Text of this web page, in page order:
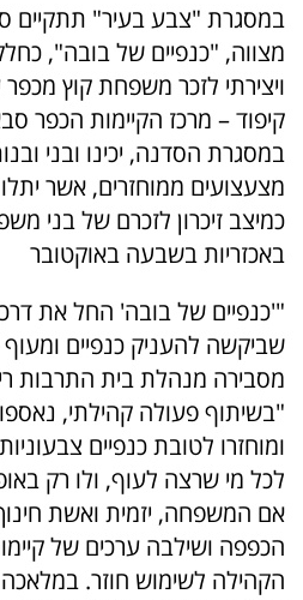
במסגרת "צבע בעיר" תתקיים
מצווה, "כנפיים של בובה",
ויצירתי לזכר משפחת קוץ
קיפוד – מרכז הקיימות הכפר
במסגרת הסדנה, יכינו ובני
מצעצועים ממוחזרים, אשר
כמיצב זיכרון לזכרם של בני
באכזריות בשבעה באוקטובר
שביקשה להעניק כנפיים
מסבירה מנהלת בית התרבות
"בשיתוף פעולה קהילתי,
ומוחזרו לטובת כנפיים
לכל מי שרצה לעוף, ולו רק
אם המשפחה, יזמית ואשת
הכפפה ושילבה ערכים של
הקהילה לשימוש חוזר.